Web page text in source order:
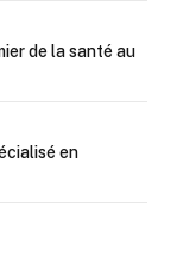
de la santé au
en